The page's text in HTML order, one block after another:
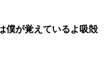
僕が覚えているよ吸殻